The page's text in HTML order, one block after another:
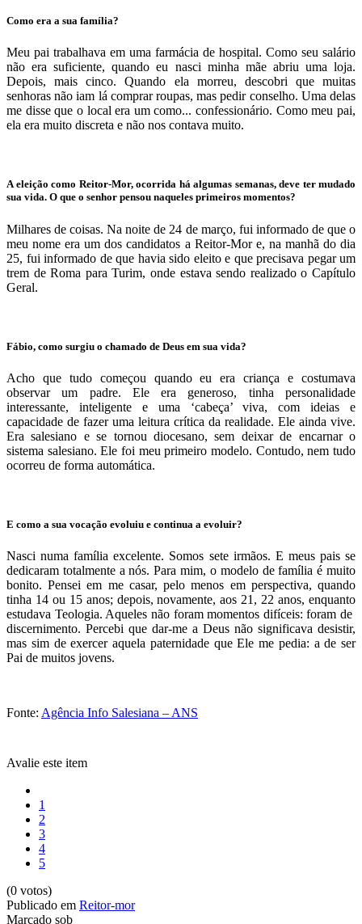
Como era a sua família?
Meu pai trabalhava em uma farmácia de hospital. Como seu salário
não era suficiente, quando eu nasci minha mãe abriu uma loja.
Depois, mais cinco. Quando ela morreu, descobri que muitas
senhoras não iam lá comprar roupas, mas pedir conselho. Uma delas
me disse que o local era um como... confessionário. Como meu pai,
ela era muito discreta e não nos contava muito.
A eleição como Reitor-Mor, ocorrida há algumas semanas, deve ter mudado
sua vida. O que o senhor pensou naqueles primeiros momentos?
Milhares de coisas. Na noite de 24 de março, fui informado de que o
meu nome era um dos candidatos a Reitor-Mor e, na manhã do dia
25, fui informado de que havia sido eleito e que precisava pegar um
trem de Roma para Turim, onde estava sendo realizado o Capítulo
Geral.
Fábio, como surgiu o chamado de Deus em sua vida?
Acho que tudo começou quando eu era criança e costumava
observar um padre. Ele era generoso, tinha personalidade
interessante, inteligente e uma ‘cabeça’ viva, com ideias e
capacidade de fazer uma leitura crítica da realidade. Ele ainda vive.
Era salesiano e se tornou diocesano, sem deixar de encarnar o
sistema salesiano. Ele foi meu primeiro modelo. Contudo, nem tudo
ocorreu de forma automática.
E como a sua vocação evoluiu e continua a evoluir?
Nasci numa família excelente. Somos sete irmãos. E meus pais se
dedicaram totalmente a nós. Para mim, o modelo de família é muito
bonito. Pensei em me casar, pelo menos em perspectiva, quando
tinha 14 ou 15 anos; depois, novamente, aos 21, 22 anos, enquanto
estudava Teologia. Aqueles não foram momentos difíceis: foram de
discernimento. Percebi que dar-me a Deus não significava desistir,
mas sim de exercer aquela paternidade que Ele me pedia: a de ser
Pai de muitos jovens.
Fonte: Agência Info Salesiana – ANS
Avalie este item
1
2
3
4
5
(0 votos)
Publicado em Reitor-mor
Marcado sob